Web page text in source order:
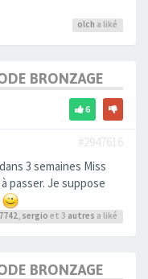
olch a liké
BRONZAGE
6
#2947616
3 semaines Miss
passer. Je suppose
, sergio et 3 autres a liké
BRONZAGE